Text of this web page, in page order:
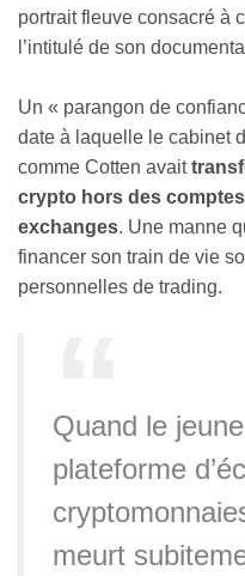
portrait fleuve consacré à
l’intitulé de son
Un « parangon de
date à laquelle le cabinet
comme Cotten avait
crypto hors des
exchanges. Une manne
financer son train de vie
personnelles de trading.
Quand le
plateforme
meurt